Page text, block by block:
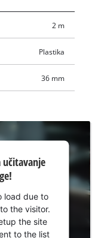
površina te
nastavak može
ploče.
2 m
Plastika
36 mm
učitavanje
load due to
the visitor.
the site
to the list